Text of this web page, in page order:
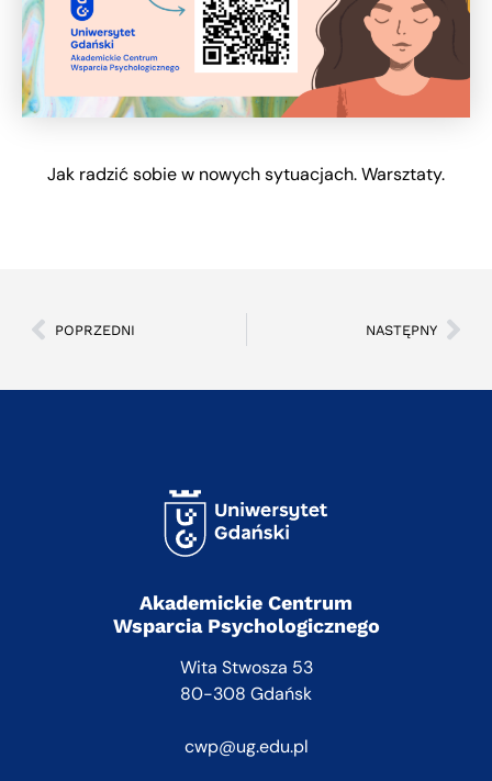
Jak radzić sobie w nowych sytuacjach. Warsztaty.
POPRZEDNI NASTĘPNY
Akademickie Centrum
Wsparcia Psychologicznego
Wita Stwosza 53
80-308 Gdańsk
cwp@ug.edu.pl